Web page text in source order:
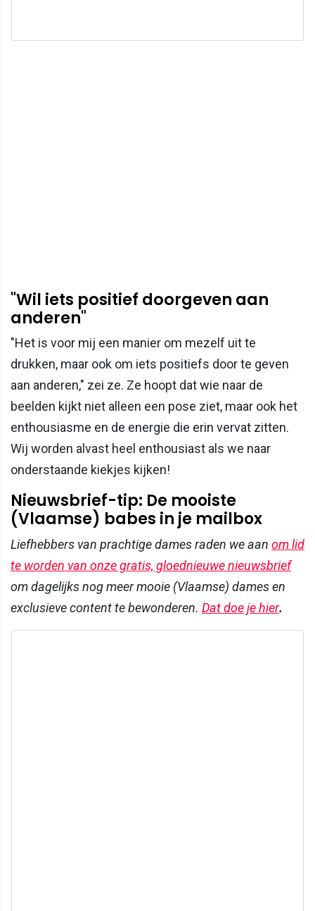
"Wil iets positief doorgeven aan
anderen"
"Het is voor mij een manier om mezelf uit te
drukken, maar ook om iets positiefs door te geven
aan anderen," zei ze. Ze hoopt dat wie naar de
beelden kijkt niet alleen een pose ziet, maar ook het
enthousiasme en de energie die erin vervat zitten.
Wij worden alvast heel enthousiast als we naar
onderstaande kiekjes kijken!
Nieuwsbrief-tip: De mooiste
(Vlaamse) babes in je mailbox
Liefhebbers van prachtige dames raden we aan om lid
te worden van onze gratis, gloednieuwe nieuwsbrief
om dagelijks nog meer mooie (Vlaamse) dames en
exclusieve content te bewonderen. Dat doe je hier.